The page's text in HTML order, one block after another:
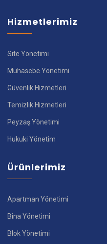
Hizmetlerimiz
Site Yönetimi
Muhasebe Yönetimi
Güvenlik Hizmetleri
Temizlik Hizmetleri
Peyzaş Yönetimi
Hukuki Yönetim
Ürünlerimiz
Apartman Yönetimi
Bina Yönetimi
Blok Yönetimi